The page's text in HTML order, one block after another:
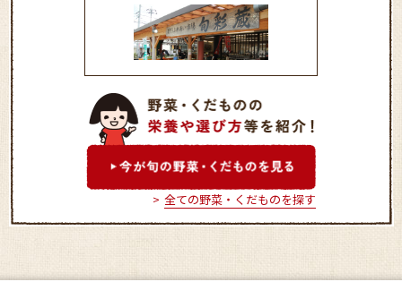
旬彩蔵 山崎
全ての野菜・くだものを探す